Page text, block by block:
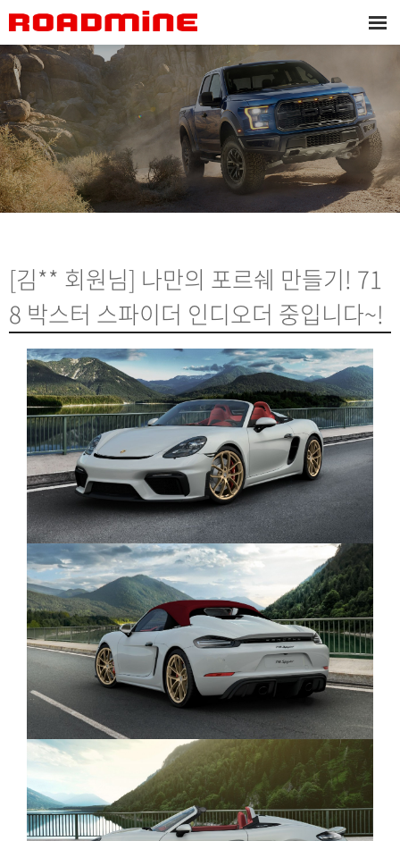
[김** 회원님] 나만의 포르쉐 만들기! 71
8 박스터 스파이더 인디오더 중입니다~!